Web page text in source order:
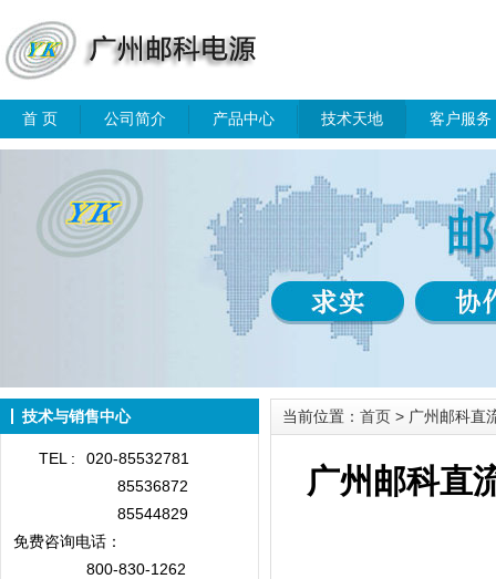
首 页 公司简介 产品中心 技术天地 客户服务
技术与销售中心
TEL :
020-85532781
85536872
85544829
免费咨询电话：
800-830-1262
当前位置： 首页 > 广州邮科直
广州邮科直